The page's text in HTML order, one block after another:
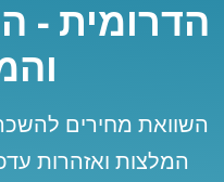
הדרומית -
השוואת מחירים
המלצות ואזהרות